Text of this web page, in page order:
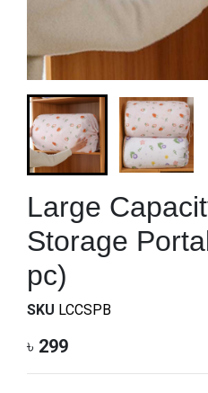
Large
Storage
pc)
SKU LCCSPB
৳ 299